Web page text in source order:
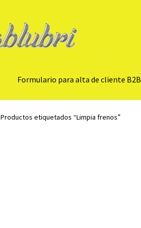
Formulario para alta de cliente B2B
Productos etiquetados “Limpia frenos”